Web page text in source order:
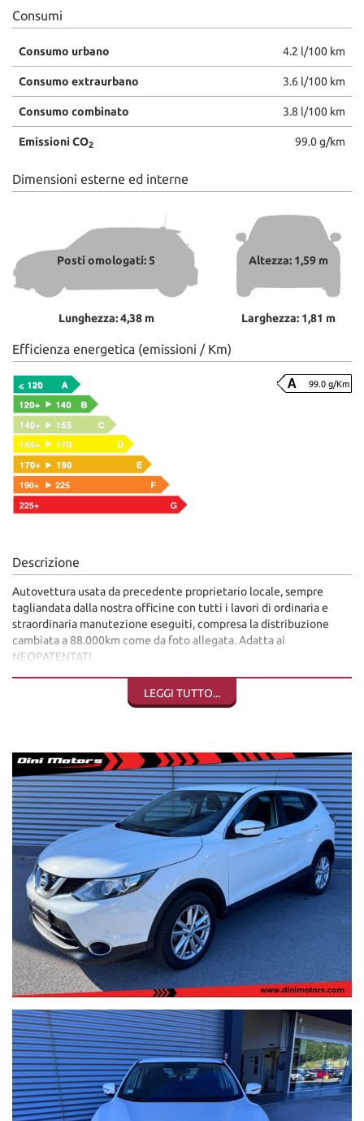
Consumi
Consumo urbano 4.2 l/100 km
Consumo extraurbano 3.6 l/100 km
Consumo combinato 3.8 l/100 km
Emissioni CO2 99.0 g/km
Dimensioni esterne ed interne
Posti omologati: 5
Lunghezza: 4,38 m
Altezza: 1,59 m
Larghezza: 1,81 m
Efficienza energetica (emissioni / Km)
99.0 g/Km
Descrizione
Autovettura usata da precedente proprietario locale, sempre
tagliandata dalla nostra officine con tutti i lavori di ordinaria e
straordinaria manutezione eseguiti, compresa la distribuzione
cambiata a 88.000km come da foto allegata. Adatta ai
NEOPATENTATI.
posteriori, cerchi in lega, fendinebbia, comandi al volante,
bluetooth, freno a mano elettrico, clima bi-zona automatico, 6
PER VISIONARE LA DISPONIBILITà COMPLETA DELLE NOSTRE
AUTO CLICCATE SOTTO ENTRANDO NELLA NOSTRA PAGINA
www.dinimotors.com
Tutti i veicoli sono in pronta consegna visionabili presso la nostra
sede principale di Sant'angelo in vado (PU)
Dini Motors è sinonimo di garanzia: siamo al vostro servizio dal
1960.
I nostri usati sono rigorosamente controllati e igienizzati prima
della consegna, sono coperti da garanzia di conformità europea
per 12 mesi, usufruibile su tutto il territorio Italiano, estendibile
fino 60 mesi (5 ANNI) con garanzie convenzionali ulteriori.
Ritiriamo o acquistiamo il tuo usato, per richiesta valutazione
descrivere la permuta con marca/modello/km/anno/condizioni
esterne/interne/meccaniche ed allegare delle foto evidenziando
eventuali difetti/lavori da eseguire.
Possibilità di pagamento con finanziamento o leasing in comode
rate personalizzabili, da valutare in sede poichè il calcolatore
automatico del sito è puramente indicativo.
LEGGI TUTTO...